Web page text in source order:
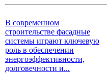
В современном
строительстве фасадные
системы играют ключевую
роль в обеспечении
энергоэффективности,
долговечности и...